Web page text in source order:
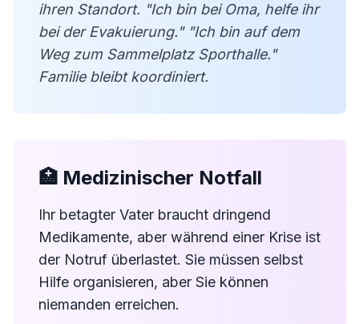
ihren Standort. "Ich bin bei Oma, helfe ihr
bei der Evakuierung." "Ich bin auf dem
Weg zum Sammelplatz Sporthalle."
Familie bleibt koordiniert.
🏥 Medizinischer Notfall
Ihr betagter Vater braucht dringend
Medikamente, aber während einer Krise ist
der Notruf überlastet. Sie müssen selbst
Hilfe organisieren, aber Sie können
niemanden erreichen.